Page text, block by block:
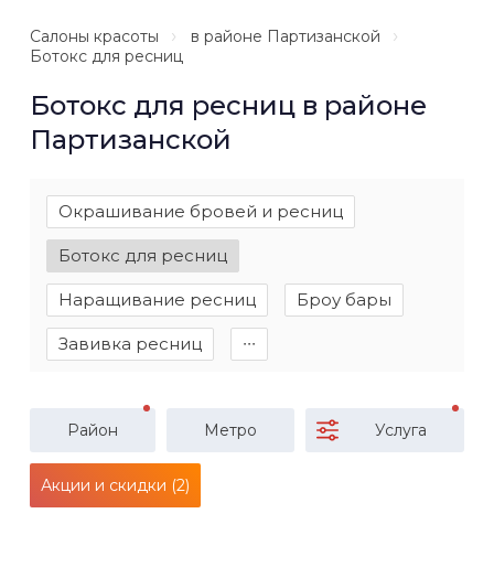
Салоны красоты
в районе Партизанской
Ботокс для ресниц
Ботокс для ресниц в районе
Партизанской
Окрашивание бровей и ресниц
Ботокс для ресниц
Наращивание ресниц Броу бары
Завивка ресниц ∙∙∙
Район Метро Услуга
Акции и скидки (2)